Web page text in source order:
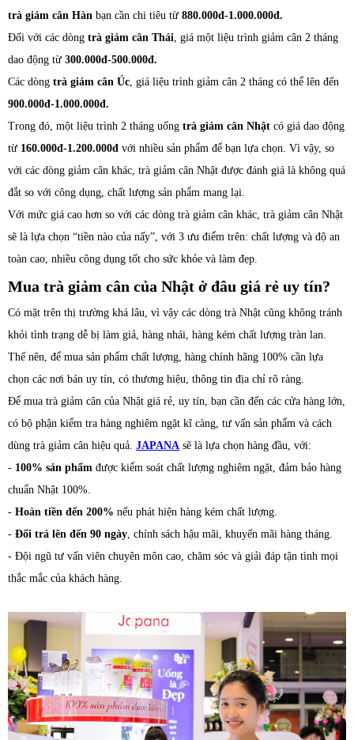
trà giảm cân Hàn bạn cần chi tiêu từ 880.000đ-1.000.000đ.
Đối với các dòng trà giảm cân Thái, giá một liệu trình giảm cân 2 tháng
dao động từ 300.000đ-500.000đ.
Các dòng trà giảm cân Úc, giá liệu trình giảm cân 2 tháng có thể lên đến
900.000đ-1.000.000đ.
Trong đó, một liệu trình 2 tháng uống trà giảm cân Nhật có giá dao động
từ 160.000đ-1.200.000đ với nhiều sản phẩm để bạn lựa chọn. Vì vậy, so
với các dòng giảm cân khác, trà giảm cân Nhật được đánh giá là không quá
đắt so với công dụng, chất lượng sản phẩm mang lại.
Với mức giá cao hơn so với các dòng trà giảm cân khác, trà giảm cân Nhật
sẽ là lựa chọn “tiền nào của nấy”, với 3 ưu điểm trên: chất lượng và độ an
toàn cao, nhiều công dụng tốt cho sức khỏe và làm đẹp.
Mua trà giảm cân của Nhật ở đâu giá rẻ uy tín?
Có mặt trên thị trường khá lâu, vì vậy các dòng trà Nhật cũng không tránh
khỏi tình trạng dễ bị làm giả, hàng nhái, hàng kém chất lượng tràn lan.
Thế nên, để mua sản phẩm chất lượng, hàng chính hãng 100% cần lựa
chọn các nơi bán uy tín, có thương hiệu, thông tin địa chỉ rõ ràng.
Để mua trà giảm cân của Nhật giá rẻ, uy tín, bạn cần đến các cửa hàng lớn,
có bộ phận kiểm tra hàng nghiêm ngặt kĩ càng, tư vấn sản phẩm và cách
dùng trà giảm cân hiệu quả. JAPANA sẽ là lựa chọn hàng đầu, với:
- 100% sản phẩm được kiểm soát chất lượng nghiêm ngặt, đảm bảo hàng
chuẩn Nhật 100%.
- Hoàn tiền đến 200% nếu phát hiện hàng kém chất lượng.
- Đổi trả lên đến 90 ngày, chính sách hậu mãi, khuyến mãi hàng tháng.
- Đội ngũ tư vấn viên chuyên môn cao, chăm sóc và giải đáp tận tình mọi
thắc mắc của khách hàng.